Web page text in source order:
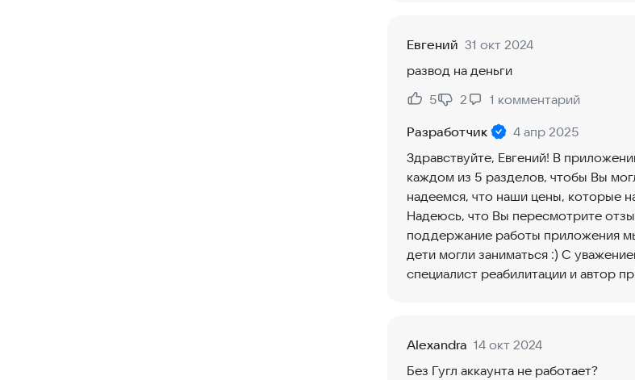
Евгений 31 окт 2024
развод на деньги
Нравится:
5
Не нравится:
2 1 комментарий
Разработчик
4 апр 2025
Здравствуйте, Евгений! В
каждом из 5 разделов, чтобы Вы
надеемся, что наши цены, которые
Надеюсь, что Вы пересмотрите
поддержание работы приложения
дети могли заниматься :) С
специалист реабилитации и автор
Alexandra 14 окт 2024
Без Гугл аккаунта не работает?